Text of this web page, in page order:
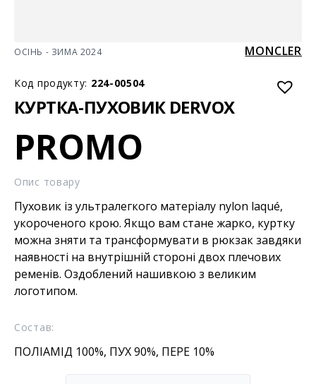
ОСІНЬ - ЗИМА 2024 MONCLER
Код продукту: 224-00504
КУРТКА-ПУХОВИК DERVOX
PROMO
Опис товару
Пуховик із ультралегкого матеріалу nylon laqué,
укороченого крою. Якщо вам стане жарко, куртку
можна зняти та трансформувати в рюкзак завдяки
наявності на внутрішній стороні двох плечових
ременів. Оздоблений нашивкою з великим
логотипом.
Состав:
ПОЛІАМІД 100%, ПУХ 90%, ПЕРЕ 10%